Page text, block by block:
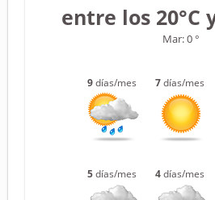
entre los 20°C
Mar: 0 °
9días/mes 7días/mes
5días/mes 4días/mes